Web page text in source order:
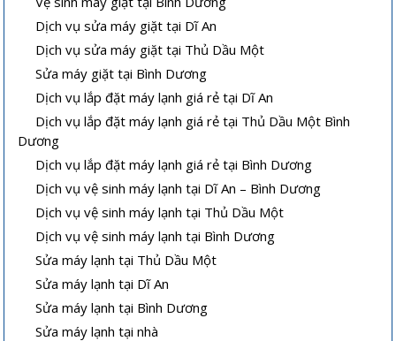
Dịch vụ sửa máy giặt tại Dĩ An
Dịch vụ sửa máy giặt tại Thủ Dầu Một
Sửa máy giặt tại Bình Dương
Dịch vụ lắp đặt máy lạnh giá rẻ tại Dĩ An
Dịch vụ lắp đặt máy lạnh giá rẻ tại Thủ Dầu Một Bình
Dương
Dịch vụ lắp đặt máy lạnh giá rẻ tại Bình Dương
Dịch vụ vệ sinh máy lạnh tại Dĩ An – Bình Dương
Dịch vụ vệ sinh máy lạnh tại Thủ Dầu Một
Dịch vụ vệ sinh máy lạnh tại Bình Dương
Sửa máy lạnh tại Thủ Dầu Một
Sửa máy lạnh tại Dĩ An
Sửa máy lạnh tại Bình Dương
Sửa máy lạnh tại nhà